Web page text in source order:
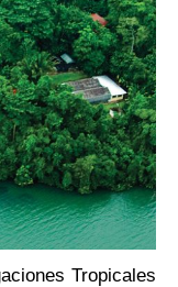
Tropicales